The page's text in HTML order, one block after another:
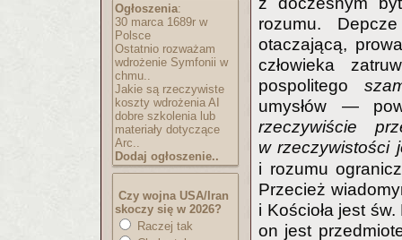
Ogłoszenia:
30 marca 1689r w
Polsce
Ostatnio rozważam
wdrożenie Symfonii w
chmu..
Jakie są rzeczywiste
koszty wdrożenia AI
dobre szkolenia lub
materiały dotyczące
Arc..
Dodaj ogłoszenie..
Czy wojna USA/Iran
skoczy się w 2026?
Raczej tak
rozumu.
otaczającą,
człowieka
pospolitego
umysłów —
rzeczywiście
w rzeczywistości
i rozumu
Przecież
i Kościoła jest św.
on jest